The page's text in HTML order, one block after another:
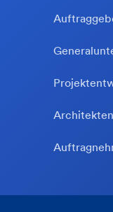
Architekten